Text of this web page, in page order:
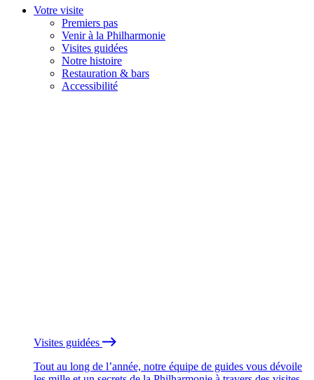
Votre visite
Premiers pas
Venir à la Philharmonie
Visites guidées
Notre histoire
Restauration & bars
Accessibilité
Visites guidées
Tout au long de l’année, notre équipe de guides vous dévoile